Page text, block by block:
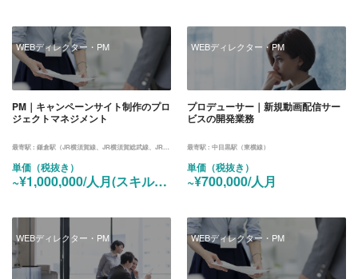
WEBディレクター・PM
PM｜キャンペーンサイト制作のプロ
ジェクトマネジメント
最寄駅 : 鎌倉駅（JR横須賀線、JR横須賀総武線、JR湘南新宿ライン）
単価（税抜き）
~¥1,000,000/人月(スキルに応じて相談可)
WEBディレクター・PM
プロデューサー｜新規動画配信サー
ビスの開発業務
最寄駅 :中目黒駅（東横線）
単価（税抜き）
~¥700,000/人月
WEBディレクター・PM WEBディレクター・PM